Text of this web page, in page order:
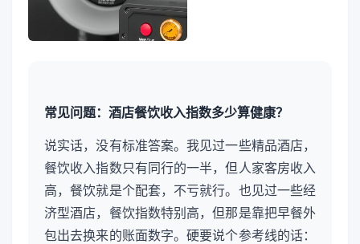
常见问题：酒店餐饮收入指数多少算健康？
说实话，没有标准答案。我见过一些精品酒店，
餐饮收入指数只有同行的一半，但人家客房收入
高，餐饮就是个配套，不亏就行。也见过一些经
济型酒店，餐饮指数特别高，但那是靠把早餐外
包出去换来的账面数字。硬要说个参考线的话：